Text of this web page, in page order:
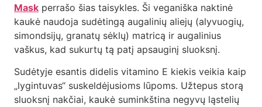
Mask perrašo šias taisykles. Ši veganiška naktinė
kaukė naudoja sudėtingą augalinių aliejų (alyvuogių,
simondsijų, granatų sėklų) matricą ir augalinius
vaškus, kad sukurtų tą patį apsauginį sluoksnį.
Sudėtyje esantis didelis vitamino E kiekis veikia kaip
„lygintuvas“ suskeldėjusioms lūpoms. Užtepus storą
sluoksnį nakčiai, kaukė suminkština negyvų ląstelių